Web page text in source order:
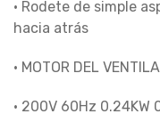
• Rodete de simple
hacia atrás
• MOTOR DEL
• 200V 60Hz 0.24KW